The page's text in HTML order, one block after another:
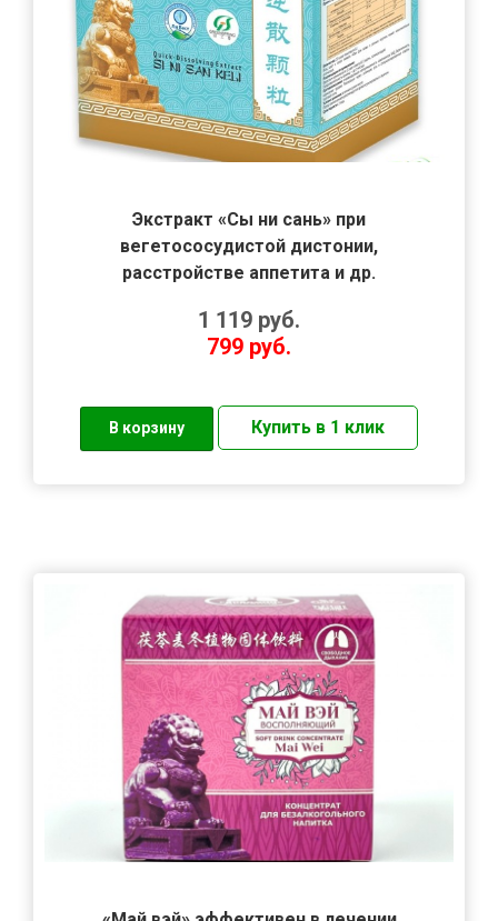
Экстракт «Сы ни сань» при
вегетососудистой дистонии,
расстройстве аппетита и др.
1 119 руб.
799 руб.